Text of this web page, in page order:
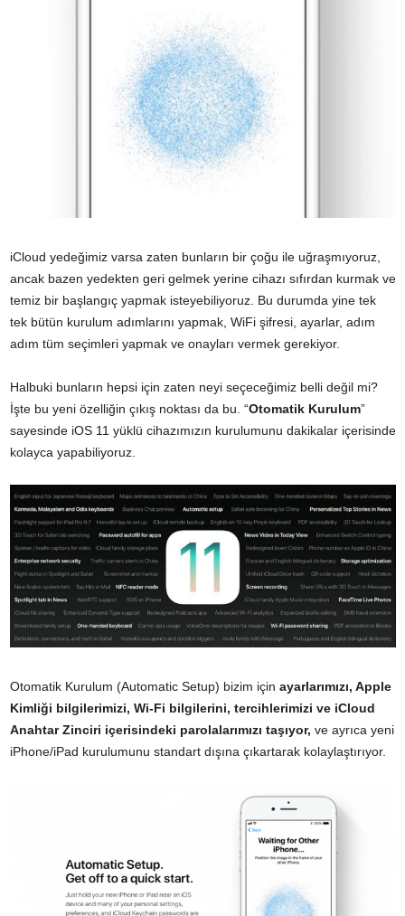
iCloud yedeğimiz varsa zaten bunların bir çoğu ile uğraşmıyoruz,
ancak bazen yedekten geri gelmek yerine cihazı sıfırdan kurmak ve
temiz bir başlangıç yapmak isteyebiliyoruz. Bu durumda yine tek
tek bütün kurulum adımlarını yapmak, WiFi şifresi, ayarlar, adım
adım tüm seçimleri yapmak ve onayları vermek gerekiyor.
Halbuki bunların hepsi için zaten neyi seçeceğimiz belli değil mi?
İşte bu yeni özelliğin çıkış noktası da bu. “Otomatik Kurulum”
sayesinde iOS 11 yüklü cihazımızın kurulumunu dakikalar içerisinde
kolayca yapabiliyoruz.
Otomatik Kurulum (Automatic Setup) bizim için ayarlarımızı, Apple
Kimliği bilgilerimizi, Wi-Fi bilgilerini, tercihlerimizi ve iCloud
Anahtar Zinciri içerisindeki parolalarımızı taşıyor, ve ayrıca yeni
iPhone/iPad kurulumunu standart dışına çıkartarak kolaylaştırıyor.